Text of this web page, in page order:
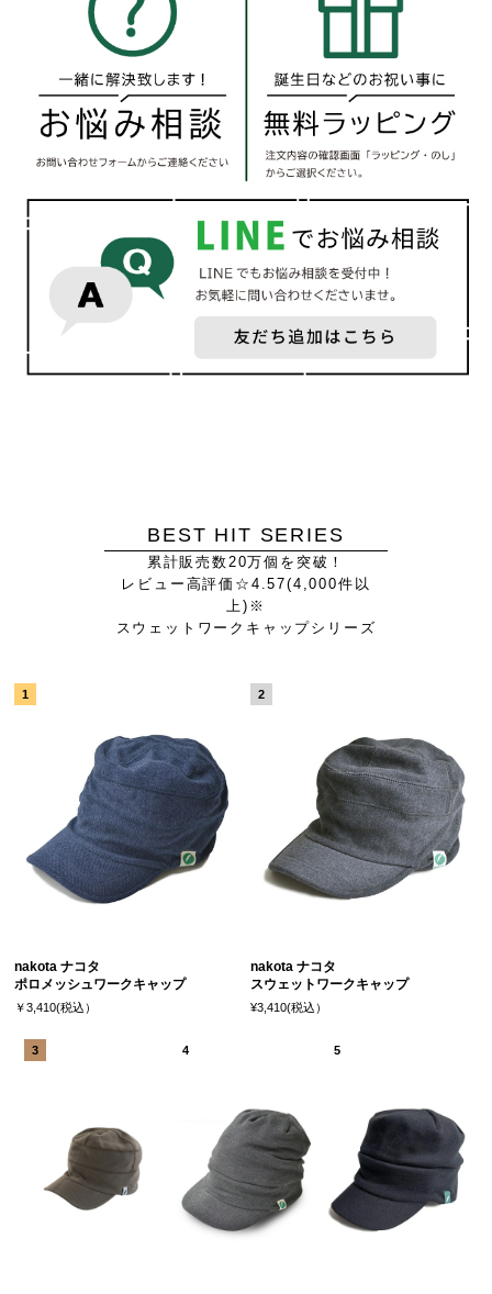
BEST HIT SERIES
累計販売数20万個を突破！
レビュー高評価☆4.57(4,000件以
上)※
スウェットワークキャップシリーズ
nakota ナコタ
ポロメッシュワークキャップ
￥3,410(税込）
nakota ナコタ
スウェットワークキャップ
¥3,410(税込）